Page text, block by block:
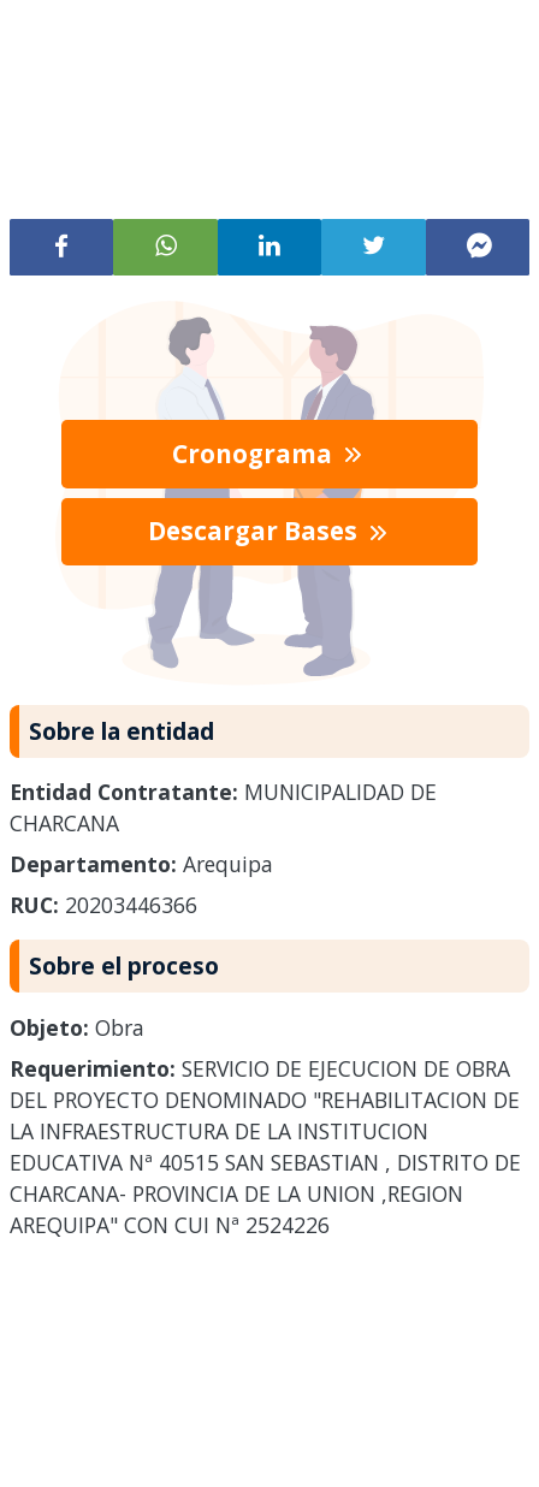
Cronograma
Descargar Bases
Sobre la entidad
Entidad Contratante: MUNICIPALIDAD DE
CHARCANA
Departamento: Arequipa
RUC: 20203446366
Sobre el proceso
Objeto: Obra
Requerimiento: SERVICIO DE EJECUCION DE OBRA
DEL PROYECTO DENOMINADO "REHABILITACION DE
LA INFRAESTRUCTURA DE LA INSTITUCION
EDUCATIVA Nª 40515 SAN SEBASTIAN , DISTRITO DE
CHARCANA- PROVINCIA DE LA UNION ,REGION
AREQUIPA" CON CUI Nª 2524226